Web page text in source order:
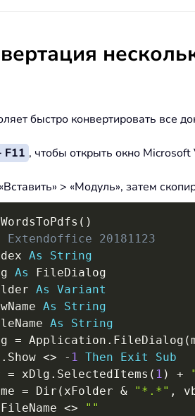
быстро конвертировать все
F11 , чтобы открыть окно
> «Модуль», затем
( )
Extendoffice 20181123
As
String
As FileDialog
As
Variant
As
String
As
String
= Application . FileDialog (
. Show <> - 1 Then Exit
Sub
= xDlg . SelectedItems ( 1 ) +
= Dir ( xFolder & "*.*" ,
<>
""